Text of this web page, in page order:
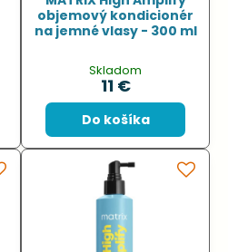
objemový kondicionér
na jemné vlasy - 300 ml
Skladom
11 €
Do košíka